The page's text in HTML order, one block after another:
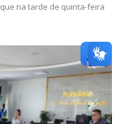
na tarde de quinta-feira